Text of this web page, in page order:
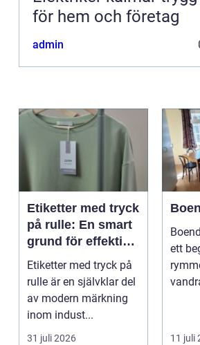
för hem och företag
admin
Etiketter med tryck
på rulle: En smart
grund för effektiv
märkning
Etiketter med tryck på
rulle är en självklar del
av modern märkning
inom indust...
31 juli 2026
ett
11 juli